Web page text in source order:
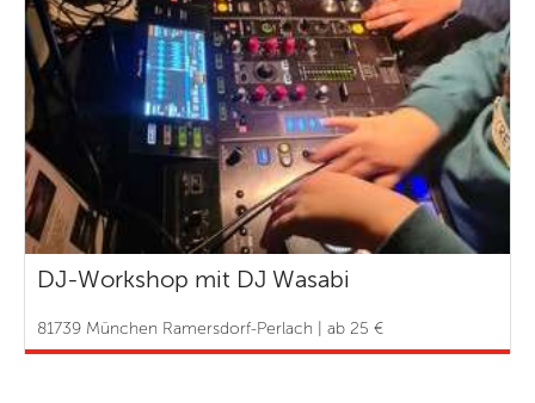
DJ-Workshop mit DJ Wasabi
81739 München Ramersdorf-Perlach | ab 25 €